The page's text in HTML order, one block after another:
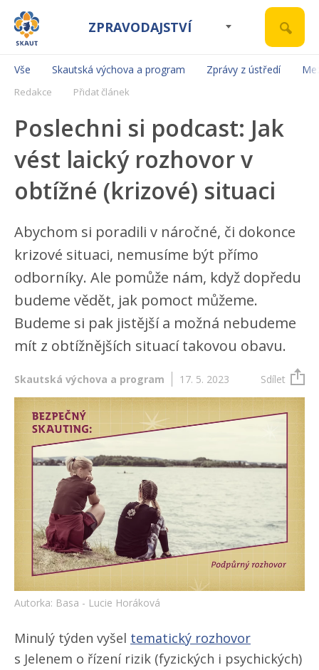
ZPRAVODAJSTVÍ
Vše Skautská výchova a program Zprávy z ústředí
Redakce Přidat článek
Poslechni si podcast: Jak
vést laický rozhovor v
obtížné (krizové) situaci
Abychom si poradili v náročné, či dokonce
krizové situaci, nemusíme být přímo
odborníky. Ale pomůže nám, když dopředu
budeme vědět, jak pomoct můžeme.
Budeme si pak jistější a možná nebudeme
mít z obtížnějších situací takovou obavu.
Skautská výchova a program 17. 5. 2023 Sdílet
Autorka: Basa - Lucie Horáková
Minulý týden vyšel tematický rozhovor
s Jelenem o řízení rizik (fyzických i psychických)